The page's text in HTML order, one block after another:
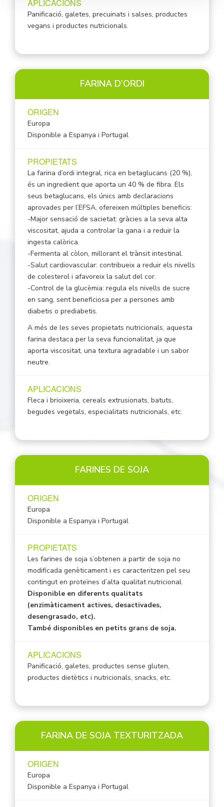
APLICACIONS
Panificació, galetes, precuinats i salses, productes
vegans i productes nutricionals.
FARINA D’ORDI
ORIGEN
Europa
Disponible a Espanya i Portugal
PROPIETATS
La farina d’ordi integral, rica en betaglucans (20 %),
és un ingredient que aporta un 40 % de fibra. Els
seus betaglucans, els únics amb declaracions
aprovades per l’EFSA, ofereixen múltiples beneficis:
-Major sensació de sacietat: gràcies a la seva alta
viscositat, ajuda a controlar la gana i a reduir la
ingesta calòrica.
-Fermenta al còlon, millorant el trànsit intestinal.
-Salut cardiovascular: contribueix a reduir els nivells
de colesterol i afavoreix la salut del cor.
-Control de la glucèmia: regula els nivells de sucre
en sang, sent beneficiosa per a persones amb
diabetis o prediabetis.
A més de les seves propietats nutricionals, aquesta
farina destaca per la seva funcionalitat, ja que
aporta viscositat, una textura agradable i un sabor
neutre.
APLICACIONS
Fleca i brioixeria, cereals extrusionats, batuts,
begudes vegetals, especialitats nutricionals, etc.
FARINES DE SOJA
ORIGEN
Europa
Disponible a Espanya i Portugal
PROPIETATS
Les farines de soja s’obtenen a partir de soja no
modificada genèticament i es caracteritzen pel seu
contingut en proteïnes d’alta qualitat nutricional.
Disponible en diferents qualitats
(enzimàticament actives, desactivades,
desengrasado, etc).
També disponibles en petits grans de soja.
APLICACIONS
Panificació, galetes, productes sense gluten,
productes dietètics i nutricionals, snacks, etc.
FARINA DE SOJA TEXTURITZADA
ORIGEN
Europa
Disponible a Espanya i Portugal